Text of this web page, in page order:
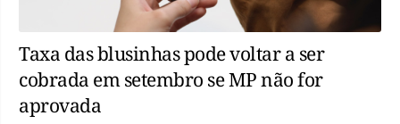
Taxa das blusinhas pode voltar a ser
cobrada em setembro se MP não for
aprovada